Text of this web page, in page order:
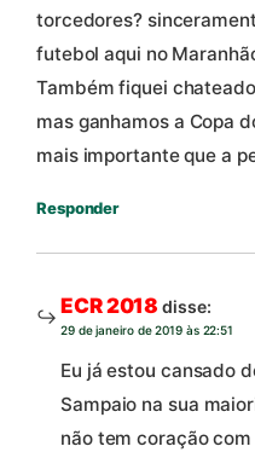
torcedores?
futebol aqui no
Também fiquei
mas ganhamos a Copa
mais importante que a
Responder
ECR 2018 disse:
29 de janeiro de 2019 às 22:51
Eu já estou cansado
Sampaio na sua
não tem coração